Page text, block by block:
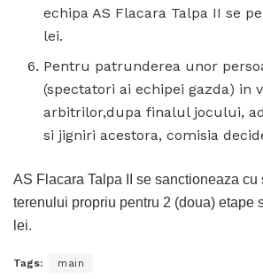
echipa AS Flacara Talpa II se
lei.
Pentru patrunderea unor
(spectatori ai echipei gazda) in
arbitrilor,dupa finalul jocului,
si jigniri acestora, comisia
AS Flacara Talpa II se sanctioneaza cu
terenului propriu pentru 2 (doua) etape
lei.
Tags: main